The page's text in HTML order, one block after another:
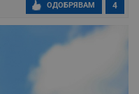
4
ОДОБРЯВАМ